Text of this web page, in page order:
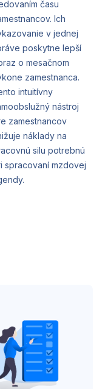
času
Ich
v jednej
poskytne lepší
o mesačnom
zamestnanca.
intuitívny
nástroj
zamestnancov
náklady na
silu potrebnú
spracovaní mzdovej